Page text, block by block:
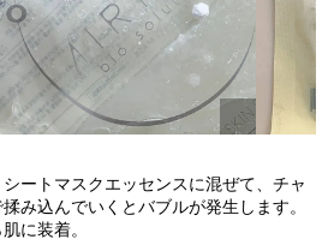
ートマスクエッセンスに混ぜて、チャ
み込んでいくとバブルが発生します。
に装着。